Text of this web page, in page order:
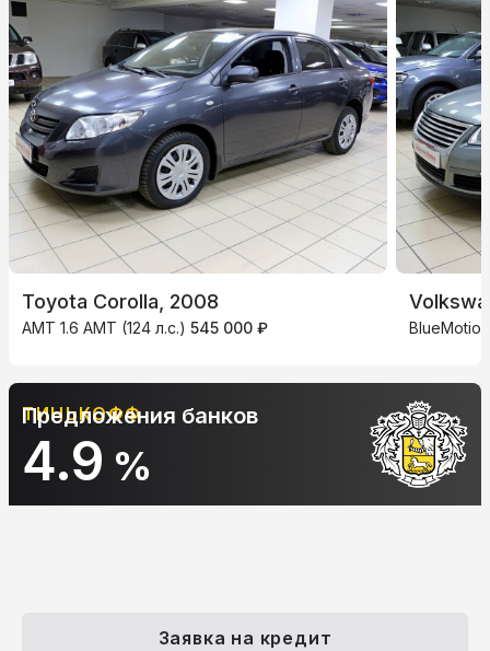
Toyota Corolla, 2008
AMT 1.6 AMT (124 л.с.) 545 000 ₽
ТИНЬКОФФ
4.9 %
Предложения банков
Заявка на кредит